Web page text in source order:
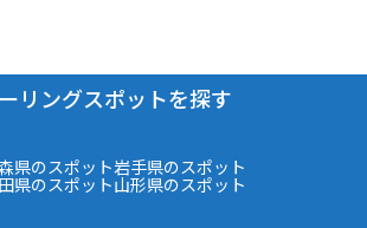
リングスポットを探す
県のスポット岩手県のスポット
県のスポット山形県のスポット